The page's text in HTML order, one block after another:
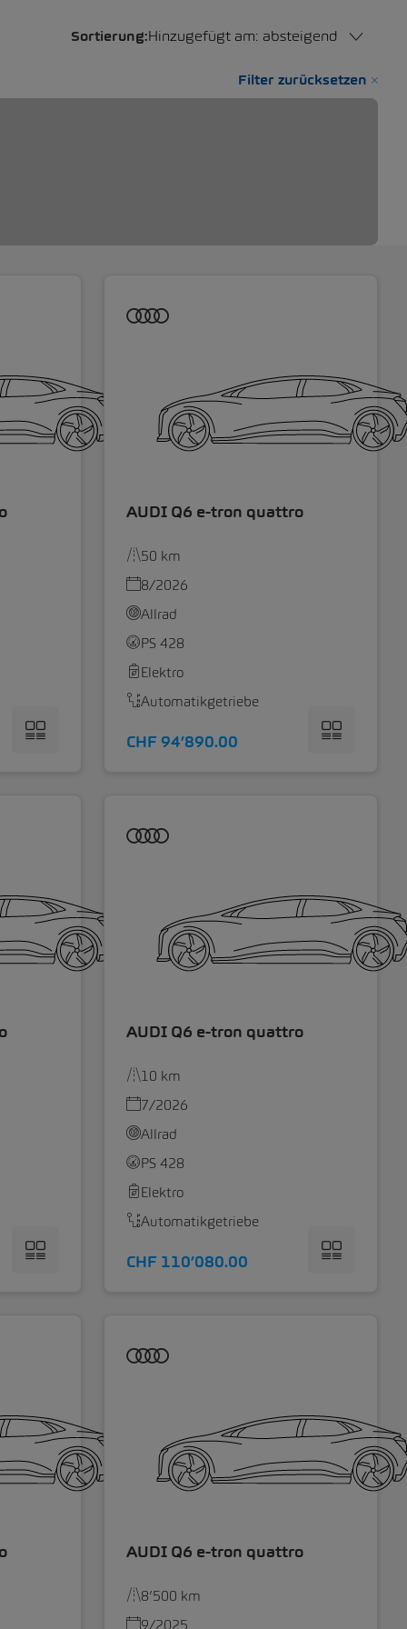
Sortierung:Hinzugefügt am: absteigend
Filter zurücksetzen
AUDI Q6 e-tron quattro
50 km
8/2026
Allrad
PS 428
Elektro
Automatikgetriebe
CHF 94’890.00
AUDI Q6 e-tron quattro
10 km
7/2026
Allrad
PS 428
Elektro
Automatikgetriebe
CHF 110’080.00
AUDI Q6 e-tron quattro
8’500 km
9/2025